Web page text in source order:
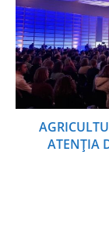
ATENȚIA